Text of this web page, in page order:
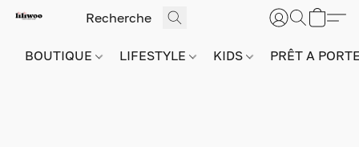
BOUTIQUE LIFESTYLE KIDS PRÊT A